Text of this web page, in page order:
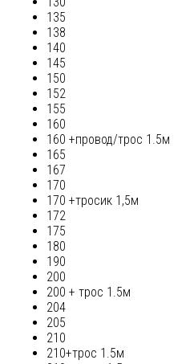
135
138
140
145
150
152
155
160
160 +провод/трос 1.5м
165
167
170
170 +тросик 1,5м
172
175
180
190
200
200 + трос 1.5м
204
205
210
210+трос 1.5м